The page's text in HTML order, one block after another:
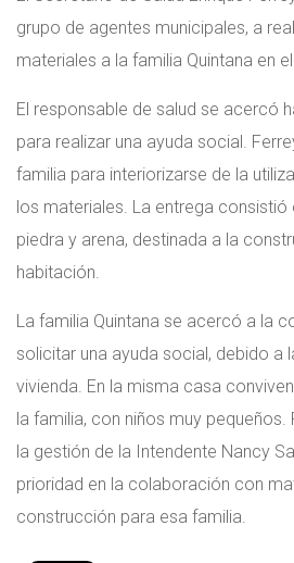
grupo de agentes municipales, a
materiales a la familia Quintana en
El responsable de salud se acercó
para realizar una ayuda social.
familia para interiorizarse de la
los materiales. La entrega consistió
piedra y arena, destinada a la
habitación.
La familia Quintana se acercó a la
solicitar una ayuda social, debido a
vivienda. En la misma casa
la familia, con niños muy
la gestión de la Intendente Nancy
prioridad en la colaboración con
construcción para esa familia.